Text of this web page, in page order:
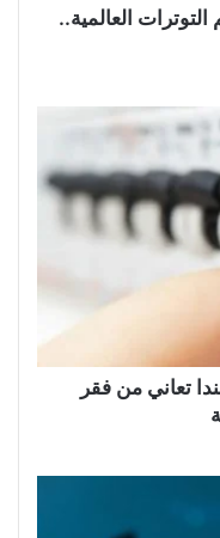
العالمية..
تعاني من فقر